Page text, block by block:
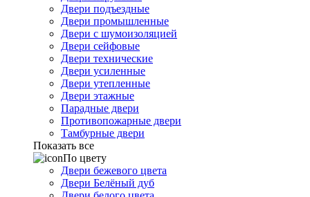
Двери подъездные
Двери промышленные
Двери с шумоизоляцией
Двери сейфовые
Двери технические
Двери усиленные
Двери утепленные
Двери этажные
Парадные двери
Противопожарные двери
Тамбурные двери
Показать все
По цвету
Двери бежевого цвета
Двери Белёный дуб